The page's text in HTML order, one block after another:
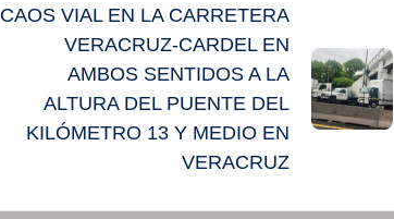
CAOS VIAL EN LA CARRETERA
VERACRUZ-CARDEL EN
AMBOS SENTIDOS A LA
ALTURA DEL PUENTE DEL
KILÓMETRO 13 Y MEDIO EN
VERACRUZ